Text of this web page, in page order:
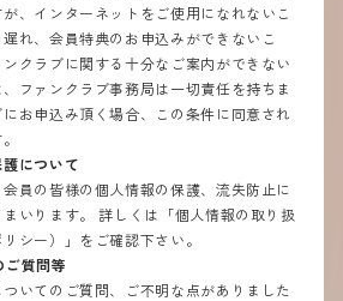
、インターネットをご使用になれないこ
れ、会員特典のお申込みができないこ
クラブに関する十分なご案内ができない
ファンクラブ事務局は一切責任を持ちま
お申込み頂く場合、この条件に同意され
護について
員の皆様の個人情報の保護、流失防止に
いります。 詳しくは「個人情報の取り扱
シー）」をご確認下さい。
ご質問等
いてのご質問、ご不明な点がありました